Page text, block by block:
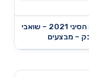
יום הרווקים הסיני 2021 – שואבי
– מבצעים